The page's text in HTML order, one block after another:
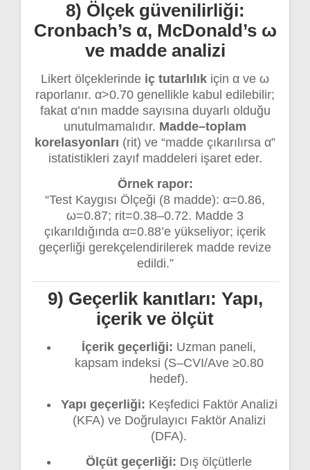
8) Ölçek güvenilirliği:
Cronbach’s α, McDonald’s ω
ve madde analizi
Likert ölçeklerinde iç tutarlılık için α ve ω
raporlanır. α>0.70 genellikle kabul edilebilir;
fakat α’nın madde sayısına duyarlı olduğu
unutulmamalıdır. Madde–toplam
korelasyonları (rit) ve “madde çıkarılırsa α”
istatistikleri zayıf maddeleri işaret eder.
Örnek rapor:
“Test Kaygısı Ölçeği (8 madde): α=0.86,
ω=0.87; rit=0.38–0.72. Madde 3
çıkarıldığında α=0.88’e yükseliyor; içerik
geçerliği gerekçelendirilerek madde revize
edildi.”
9) Geçerlik kanıtları: Yapı,
içerik ve ölçüt
İçerik geçerliği: Uzman paneli,
kapsam indeksi (S–CVI/Ave ≥0.80
hedef).
Yapı geçerliği: Keşfedici Faktör Analizi
(KFA) ve Doğrulayıcı Faktör Analizi
(DFA).
Ölçüt geçerliği: Dış ölçütlerle